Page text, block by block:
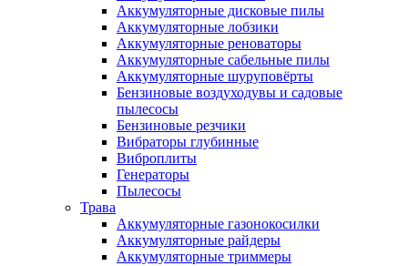
Аккумуляторные дисковые пилы
Аккумуляторные лобзики
Аккумуляторные реноваторы
Аккумуляторные сабельные пилы
Аккумуляторные шуруповёрты
Бензиновые воздуходувы и садовые
пылесосы
Бензиновые резчики
Вибраторы глубинные
Виброплиты
Генераторы
Пылесосы
Трава
Аккумуляторные газонокосилки
Аккумуляторные райдеры
Аккумуляторные триммеры